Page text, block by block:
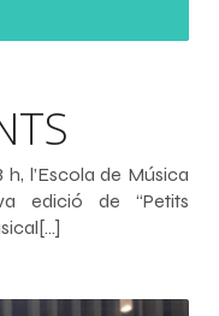
l’Escola de Música
edició de “Petits